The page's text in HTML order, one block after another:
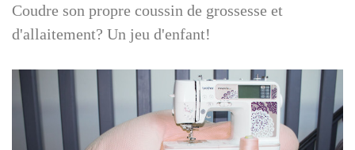
Coudre son propre coussin de grossesse et
d'allaitement? Un jeu d'enfant!